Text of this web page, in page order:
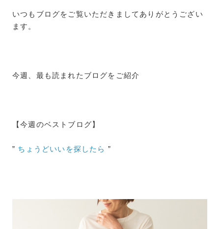
いつもブログをご覧いただきましてありがとうござい
ます。
今週、最も読まれたブログをご紹介
【今週のベストブログ】
” ちょうどいいを探したら ”